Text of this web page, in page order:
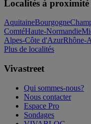
Localités à proximité
AquitaineBourgogne
ComtéHaute-Normandie
Alpes-Côte d'AzurRhône-
Plus de localités
Vivastreet
Qui sommes-nous?
Nous contacter
Espace Pro
Sondages